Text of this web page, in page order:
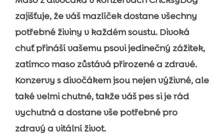
zajišťuje, že váš mazlíček dostane všechny
potřebné živiny v každém soustu. Divoká
chuť přináší vašemu psovi jedinečný zážitek,
zatímco maso zůstává přirozené a zdravé.
Konzervy s divočákem jsou nejen výživné, ale
také velmi chutné, takže váš pes si je rád
vychutná a dostane vše potřebné pro
zdravý a vitální život.